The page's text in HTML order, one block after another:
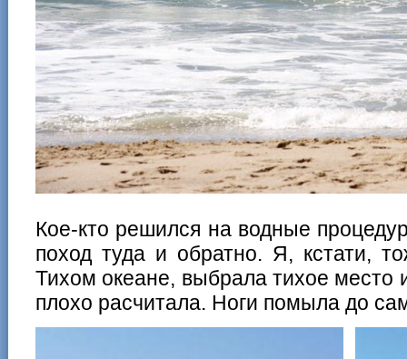
Кое-кто решился на водные
поход туда и обратно. Я, кстати,
Тихом океане, выбрала тихое место
плохо расчитала. Ноги помыла до